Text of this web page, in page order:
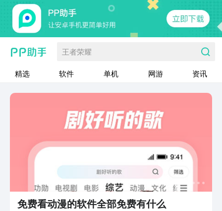
王者荣耀
精选 软件 单机 网游 资讯
免费看动漫的软件全部免费有什么